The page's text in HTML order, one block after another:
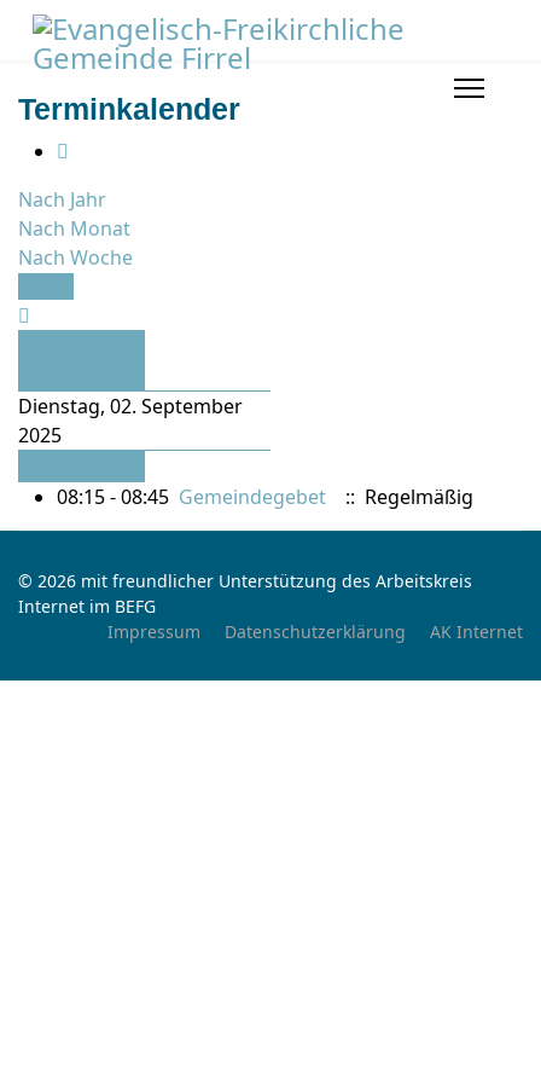
Terminkalender
Nach Jahr
Nach Monat
Nach Woche
Dienstag, 02. September
2025
08:15 - 08:45 Gemeindegebet :: Regelmäßig
© 2026 mit freundlicher Unterstützung des Arbeitskreis
Internet im BEFG
Impressum
Datenschutzerklärung AK Internet